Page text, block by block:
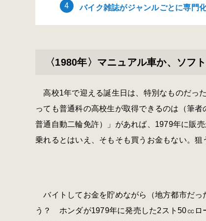
バイク雑誌がジャンルごとに専門
〈1980年〉マニュアル車か、ソフ
高校1年で迎える誕生日は、特別なものだっ
っても普通科の高校生が取得できるのは（筆
普通自動二輪免許）」があれば、1979年に販
乗れるとはいえ、そもそも買うお金もない。狙
バイトしてお金を貯めながら（地方都市だっ
う？ ホンダが1979年に発売した2スト50㏄ロ